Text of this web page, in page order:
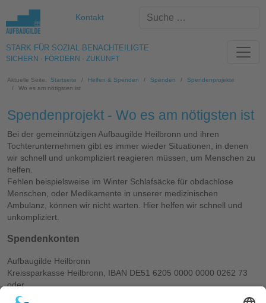
Kontakt
STARK FÜR SOZIAL BENACHTEILIGTE
SICHERN · FÖRDERN · ZUKUNFT
Aktuelle Seite: Startseite Helfen & Spenden Spenden
Spendenprojekte
Wo es am nötigsten ist
Spendenprojekt - Wo es am nötigsten ist
Bei der gemeinnützigen Aufbaugilde Heilbronn und ihren
Tochterunternehmen gibt es immer wieder Situationen, in denen
wir schnell und unkompliziert reagieren müssen, um Menschen zu
helfen.
Fehlen beispielsweise im Winter Schlafsäcke für obdachlose
Menschen, oder Medikamente in unserer medizinischen
Ambulanz, können wir nicht warten. Hier helfen wir schnell und
unkompliziert.
Spendenkonten
Aufbaugilde Heilbronn
Kreissparkasse Heilbronn, IBAN DE51 6205 0000 0000 0262 73
oder
VR Bank Heilbronn Schwäbisch Hall eG, IBAN DE33 6229 0110